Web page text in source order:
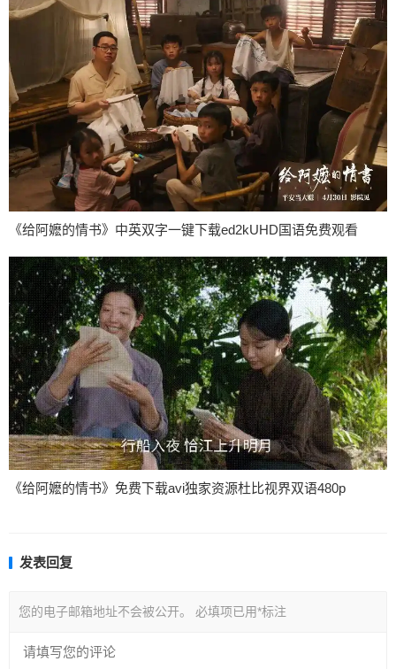
《给阿嬷的情书》中英双字一键下载ed2kUHD国语免费观看
《给阿嬷的情书》免费下载avi独家资源杜比视界双语480p
发表回复
您的电子邮箱地址不会被公开。 必填项已用*标注